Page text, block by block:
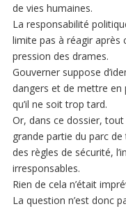
de vies humaines.
La responsabilité
limite pas à réagir après
pression des drames.
Gouverner suppose
dangers et de mettre en
qu’il ne soit trop tard.
Or, dans ce dossier, tout
grande partie du parc
des règles de sécurité,
irresponsables.
Rien de cela n’était
La question n’est donc